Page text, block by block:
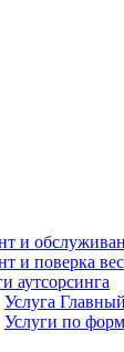
и
и поверка
аутсорсинга
Услуга
Услуги по